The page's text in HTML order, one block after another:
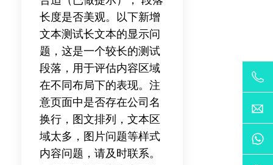
长度是否美观。以下新增
文本测试长文本的显示问
题，这是一个较长的测试
段落，用于评估内容区域
在不同布局下的表现。注
意页面中是否存在公司名
换行，图文排列，文本区
域太多，图片问题等样式
内容问题，请及时联系。